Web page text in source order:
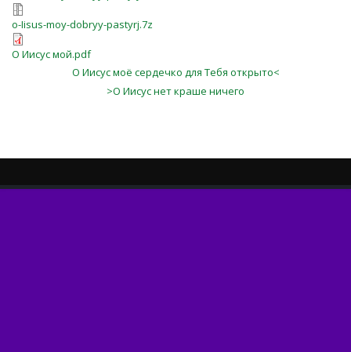
o-Iisus-moy-dobryy-pastyrj.7z
О Иисус мой.pdf
О Иисус моё сердечко для Тебя открыто<
>О Иисус нет краше ничего